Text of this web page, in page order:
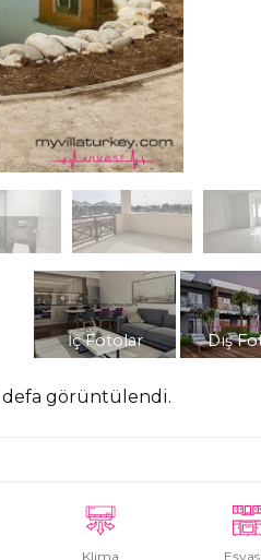
İç Fotolar Dış
defa görüntülendi.
Klima